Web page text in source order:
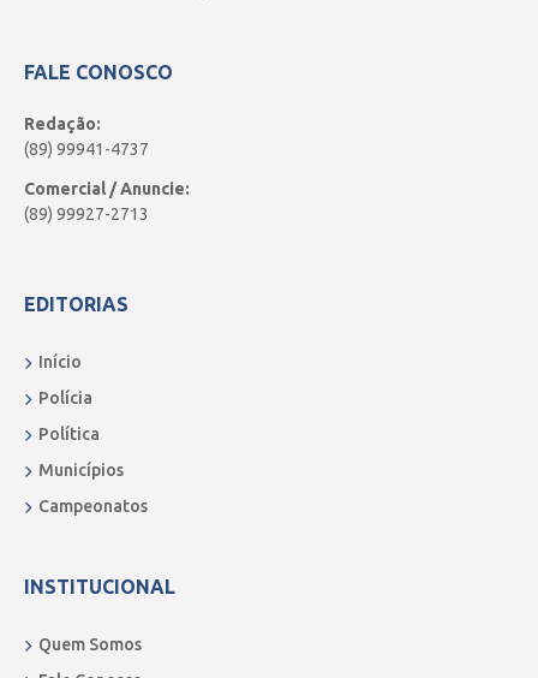
FALE CONOSCO
Redação:
(89) 99941-4737
Comercial / Anuncie:
(89) 99927-2713
EDITORIAS
Início
Polícia
Política
Municípios
Campeonatos
INSTITUCIONAL
Quem Somos